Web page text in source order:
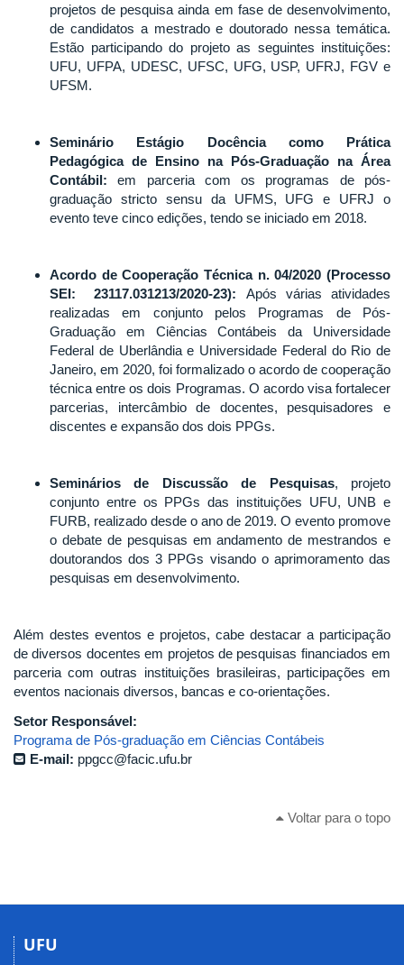
projetos de pesquisa ainda em fase de desenvolvimento,
de candidatos a mestrado e doutorado nessa temática.
Estão participando do projeto as seguintes instituições:
UFU, UFPA, UDESC, UFSC, UFG, USP, UFRJ, FGV e
UFSM.
Seminário Estágio Docência como Prática
Pedagógica de Ensino na Pós-Graduação na Área
Contábil: em parceria com os programas de pós-
graduação stricto sensu da UFMS, UFG e UFRJ o
evento teve cinco edições, tendo se iniciado em 2018.
Acordo de Cooperação Técnica n. 04/2020 (Processo
SEI: 23117.031213/2020-23): Após várias atividades
realizadas em conjunto pelos Programas de Pós-
Graduação em Ciências Contábeis da Universidade
Federal de Uberlândia e Universidade Federal do Rio de
Janeiro, em 2020, foi formalizado o acordo de cooperação
técnica entre os dois Programas. O acordo visa fortalecer
parcerias, intercâmbio de docentes, pesquisadores e
discentes e expansão dos dois PPGs.
Seminários de Discussão de Pesquisas, projeto
conjunto entre os PPGs das instituições UFU, UNB e
FURB, realizado desde o ano de 2019. O evento promove
o debate de pesquisas em andamento de mestrandos e
doutorandos dos 3 PPGs visando o aprimoramento das
pesquisas em desenvolvimento.
Além destes eventos e projetos, cabe destacar a participação
de diversos docentes em projetos de pesquisas financiados em
parceria com outras instituições brasileiras, participações em
eventos nacionais diversos, bancas e co-orientações.
Setor Responsável:
Programa de Pós-graduação em Ciências Contábeis
E-mail: ppgcc@facic.ufu.br
Voltar para o topo
UFU